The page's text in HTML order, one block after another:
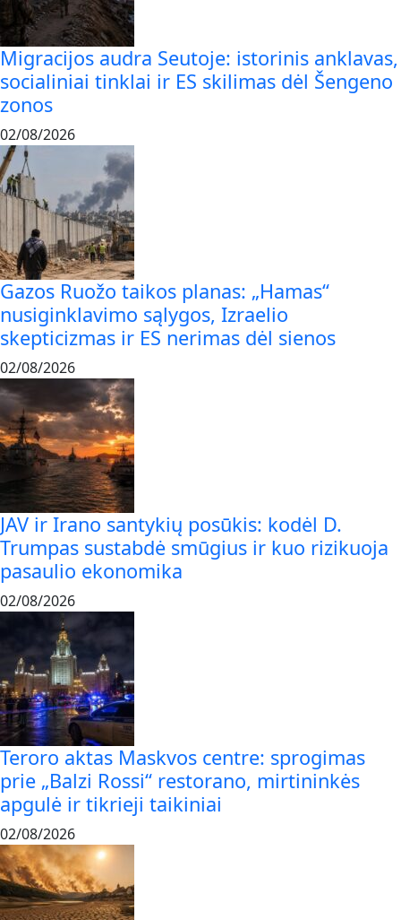
Migracijos audra Seutoje: istorinis anklavas,
socialiniai tinklai ir ES skilimas dėl Šengeno
zonos
02/08/2026
Gazos Ruožo taikos planas: „Hamas“
nusiginklavimo sąlygos, Izraelio
skepticizmas ir ES nerimas dėl sienos
02/08/2026
JAV ir Irano santykių posūkis: kodėl D.
Trumpas sustabdė smūgius ir kuo rizikuoja
pasaulio ekonomika
02/08/2026
Teroro aktas Maskvos centre: sprogimas
prie „Balzi Rossi“ restorano, mirtininkės
apgulė ir tikrieji taikiniai
02/08/2026